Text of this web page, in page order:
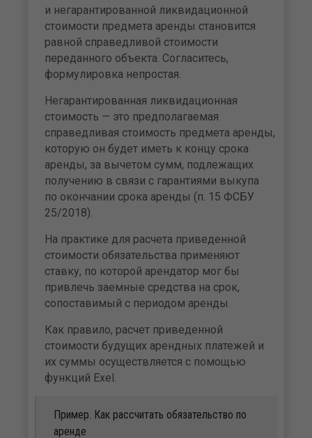
и негарантированной ликвидационной
стоимости предмета аренды становится
равной справедливой стоимости
переданного объекта. Согласитесь,
формулировка непростая.
Негарантированная ликвидационная
стоимость — это предполагаемая
справедливая стоимость предмета аренды,
которую он будет иметь к концу срока
аренды, за вычетом сумм, подлежащих
получению в связи с гарантиями выкупа
по окончании срока аренды (п. 15 ФСБУ
25/2018).
На практике для расчета приведенной
стоимости обязательства применяют
ставку, по которой арендатор мог бы
привлечь заемные средства на срок,
сопоставимый с периодом аренды.
Как правило, расчет приведенной
стоимости будущих арендных платежей и
их суммы осуществляется с помощью
функций Exel.
Пример. Как рассчитать обязательство по
аренде